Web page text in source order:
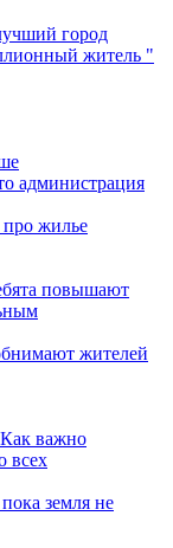
город
житель "
администрация
про жилье
повышают
жителей
важно
всех
земля не